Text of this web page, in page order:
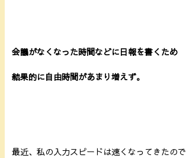
会議がなくなった時間などに日報を書くため
結果的に自由時間があまり増えず。
最近、私の入力スピードは速くなってきたので